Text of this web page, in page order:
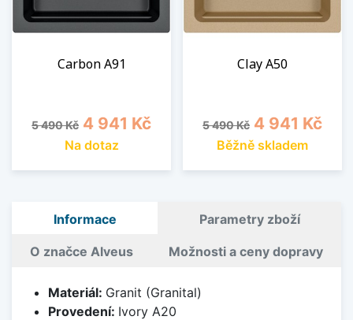
Carbon A91
Běžná cena
5 490 Kč Cena
4 941 Kč
Na dotaz
Clay A50
Běžná cena
5 490 Kč Cena
4 941 Kč
Běžně skladem
Informace Parametry zboží
O značce Alveus Možnosti a ceny dopravy
Materiál: Granit (Granital)
Provedení: Ivory A20